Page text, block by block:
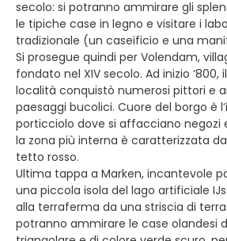
secolo: si potranno ammirare gli
le tipiche case in legno e visitare i
tradizionale (un caseificio e una
Si prosegue quindi per Volendam,
fondato nel XIV secolo. Ad inizio
località conquistò numerosi pittori e
paesaggi bucolici. Cuore del borgo è
porticciolo dove si affacciano negozi
la zona più interna è caratterizzata
tetto rosso.
Ultima tappa a Marken, incantevole
una piccola isola del lago artificiale
alla terraferma da una striscia di
potranno ammirare le case olandesi